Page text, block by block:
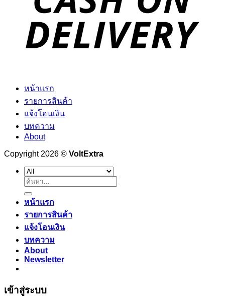
หน้าแรก
รายการสินค้า
แจ้งโอนเงิน
บทความ
About
Copyright 2026 © VoltExtra
ค้นหา:
หน้าแรก
รายการสินค้า
แจ้งโอนเงิน
บทความ
About
Newsletter
เข้าสู่ระบบ